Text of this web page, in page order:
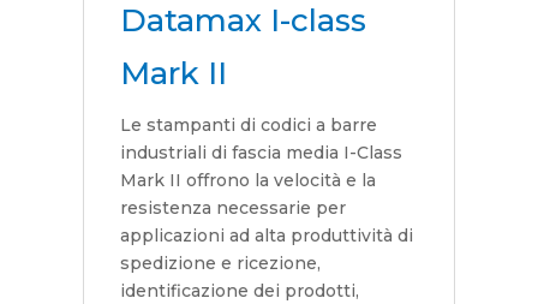
Datamax I-class
Mark II
Le stampanti di codici a barre
industriali di fascia media I-Class
Mark II offrono la velocità e la
resistenza necessarie per
applicazioni ad alta produttività di
spedizione e ricezione,
identificazione dei prodotti,